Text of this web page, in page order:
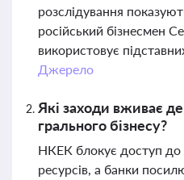
розслідування
російський бізнесмен
використовує
Джерело
Які заходи вживає
грального бізнесу?
НКЕК блокує доступ до
ресурсів, а банки